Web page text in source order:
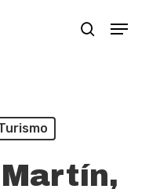
search
Menu